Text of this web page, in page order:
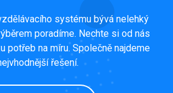
systému bývá nelehký
poradíme. Nechte si od nás
potřeb na míru. Společně najdeme
řešení.